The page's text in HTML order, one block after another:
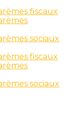
fiscaux
sociaux
fiscaux
sociaux